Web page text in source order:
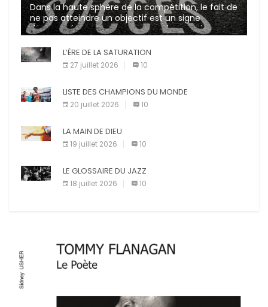
Dans la haute sphère de la compétition, le fait de
ne pas atteindre un objectif est un signe
d’incompétence et une source de sanctions
diverses (avertissement, […]
L’ÈRE DE LA SATURATION
27 juillet 2026 10
LISTE DES CHAMPIONS DU MONDE
20 juillet 2026 10
LA MAIN DE DIEU
19 juillet 2026 10
LE GLOSSAIRE DU JAZZ
18 juillet 2026 10